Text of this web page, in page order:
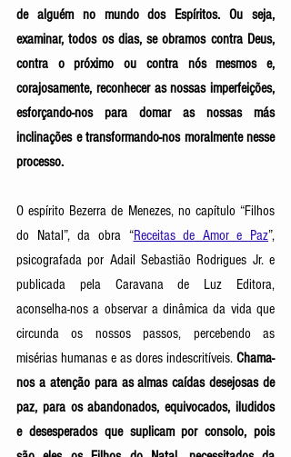
de alguém no mundo dos Espíritos. Ou seja,
examinar, todos os dias, se obramos contra Deus,
contra o próximo ou contra nós mesmos e,
corajosamente, reconhecer as nossas imperfeições,
esforçando-nos para domar as nossas más
inclinações e transformando-nos moralmente nesse
processo.
O espírito Bezerra de Menezes, no capítulo “Filhos
do Natal”, da obra “Receitas de Amor e Paz”,
psicografada por Adail Sebastião Rodrigues Jr. e
publicada pela Caravana de Luz Editora,
aconselha-nos a observar a dinâmica da vida que
circunda os nossos passos, percebendo as
misérias humanas e as dores indescritíveis. Chama-
nos a atenção para as almas caídas desejosas de
paz, para os abandonados, equivocados, iludidos
e desesperados que suplicam por consolo, pois